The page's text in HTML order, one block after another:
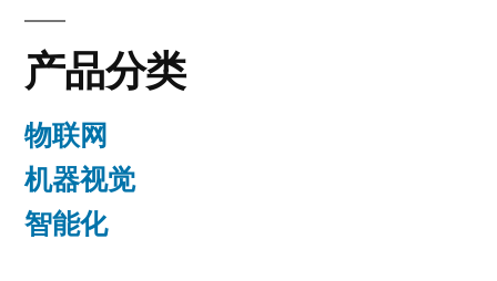
产品分类
物联网
机器视觉
智能化